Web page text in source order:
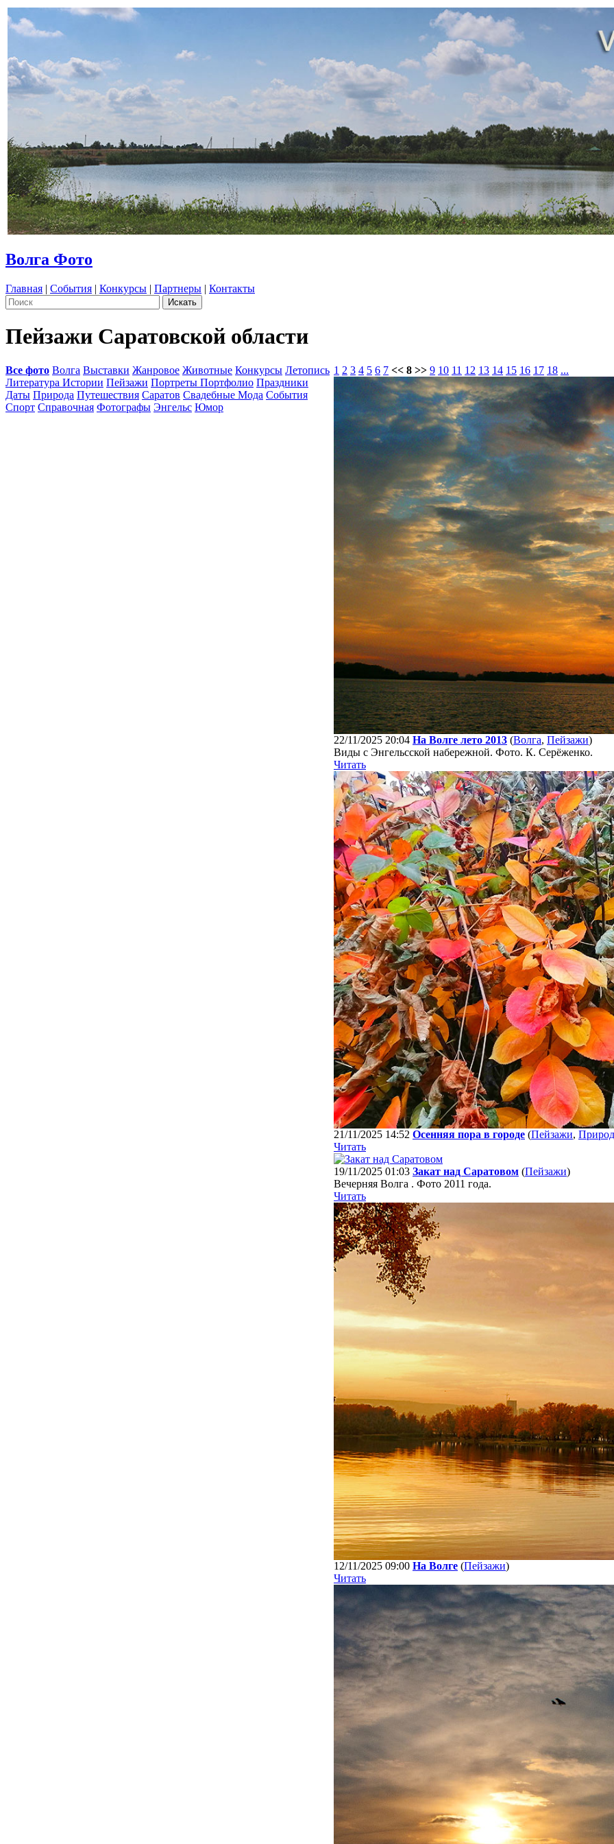
Волга Фото
Главная | События | Конкурсы | Партнеры | Контакты
Пейзажи Саратовской области
Все фото Волга Выставки Жанровое Животные Конкурсы Летопись
Литература Истории Пейзажи Портреты Портфолио Праздники
Даты Природа Путешествия Саратов Свадебные Мода События
Спорт Справочная Фотографы Энгельс Юмор
1 2 3 4 5 6 7 << 8 >> 9 10 11 12 13 14 15 16 17 18 ...
22/11/2025 20:04 На Волге лето 2013 (Волга, Пейзажи)
Виды с Энгельсской набережной. Фото. К. Серёженко.
Читать
21/11/2025 14:52 Осенняя пора в городе (Пейзажи,
Читать
19/11/2025 01:03 Закат над Саратовом (Пейзажи)
Вечерняя Волга . Фото 2011 года.
Читать
12/11/2025 09:00 На Волге (Пейзажи)
Читать